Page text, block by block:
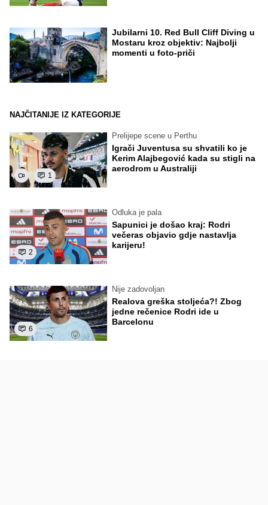
Jubilarni 10. Red Bull Cliff Diving u
Mostaru kroz objektiv: Najbolji
momenti u foto-priči
NAJČITANIJE IZ KATEGORIJE
1
Prelijepe scene u Perthu
Igrači Juventusa su shvatili ko je
Kerim Alajbegović kada su stigli na
aerodrom u Australiji
2
Odluka je pala
Sapunici je došao kraj: Rodri
večeras objavio gdje nastavlja
karijeru!
6
Nije zadovoljan
Realova greška stoljeća?! Zbog
jedne rečenice Rodri ide u
Barcelonu